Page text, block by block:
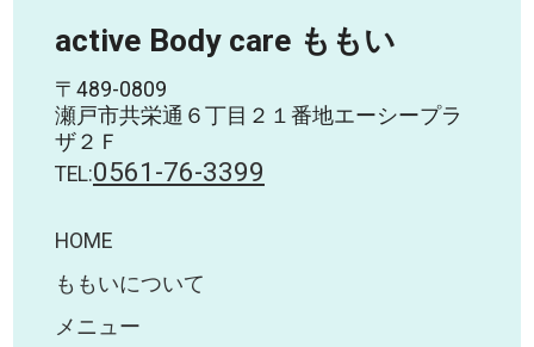
active Body care ももい
〒489-0809
瀬戸市共栄通６丁目２１番地エーシープラ
ザ２Ｆ
TEL:0561-76-3399
HOME
ももいについて
メニュー